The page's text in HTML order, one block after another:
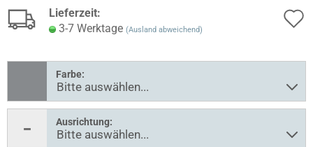
Lieferzeit:
3-7 Werktage (Ausland abweichend)
Farbe:
Ausrichtung: